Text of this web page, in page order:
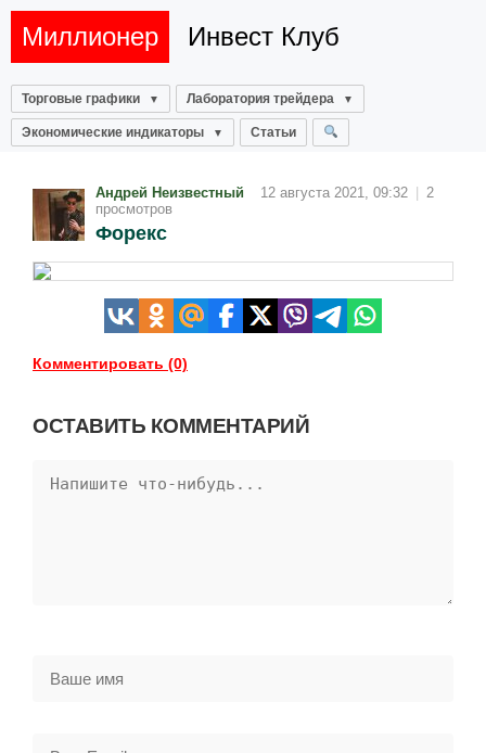
Миллионер Инвест Клуб
Торговые графики Лаборатория трейдера
Экономические индикаторы Статьи
Андрей Неизвестный 12 августа 2021, 09:32
2
просмотров
Форекс
Комментировать (0)
ОСТАВИТЬ КОММЕНТАРИЙ